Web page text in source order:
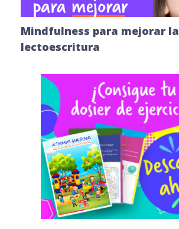
Mindfulness para mejorar la
lectoescritura